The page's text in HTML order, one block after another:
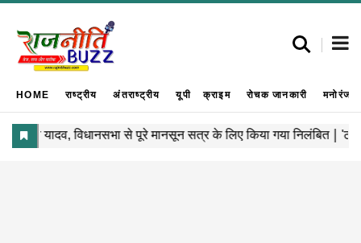
HOME राष्ट्रीय अंतराष्ट्रीय यूपी क्राइम रोचक जानकारी मनोरंजन